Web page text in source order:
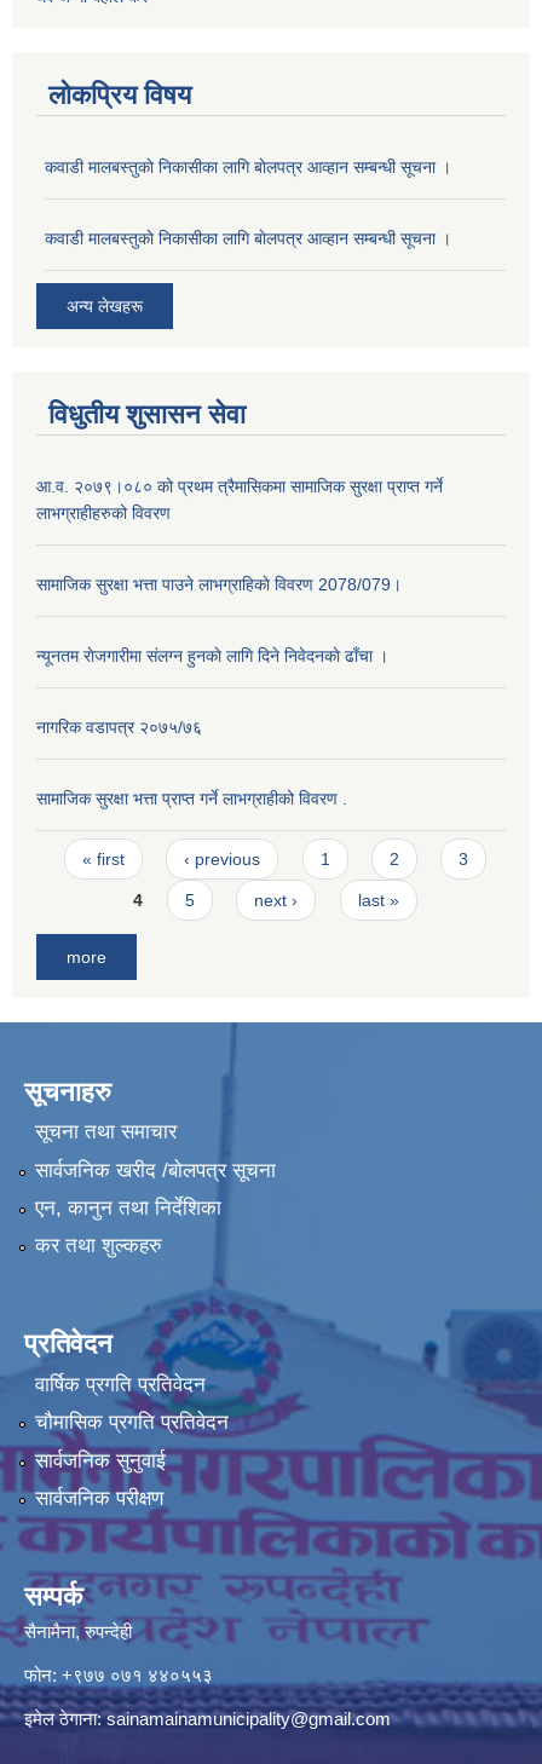
लोकप्रिय विषय
कवाडी मालबस्तुकाे निकासीका लागि बाेलपत्र आव्हान सम्बन्धी सूचना ।
कवाडी मालबस्तुकाे निकासीका लागि बाेलपत्र आव्हान सम्बन्धी सूचना ।
अन्य लेखहरू
विधुतीय शुसासन सेवा
आ.व. २०७९।०८० को प्रथम त्रैमासिकमा सामाजिक सुरक्षा प्राप्त गर्ने
लाभग्राहीहरुको विवरण
सामाजिक सुरक्षा भत्ता पाउने लाभग्राहिकाे विवरण 2078/079।
न्यूनतम राेजगारीमा संलग्न हुनकाे लागि दिने निवेदनकाे ढाँचा ।
नागरिक वडापत्र २०७५/७६
सामाजिक सुरक्षा भत्ता प्राप्त गर्ने लाभग्राहीको विवरण .
Pages
« first ‹ previous 1 2 3
4 5 next › last »
more
सूचनाहरु
सूचना तथा समाचार
सार्वजनिक खरीद /बोलपत्र सूचना
एन, कानुन तथा निर्देशिका
कर तथा शुल्कहरु
प्रतिवेदन
वार्षिक प्रगति प्रतिवेदन
चौमासिक प्रगति प्रतिवेदन
सार्वजनिक सुनुवाई
सार्वजनिक परीक्षण
सम्पर्क
सैनामैना, रुपन्देही
फोन: +९७७ ०७१ ४४०५५३
इमेल ठेगाना:sainamainamunicipality@gmail.com